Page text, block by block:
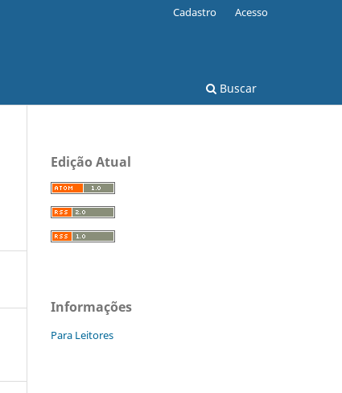
Buscar
Cadastro Acesso
Edição Atual
Informações
Para Leitores